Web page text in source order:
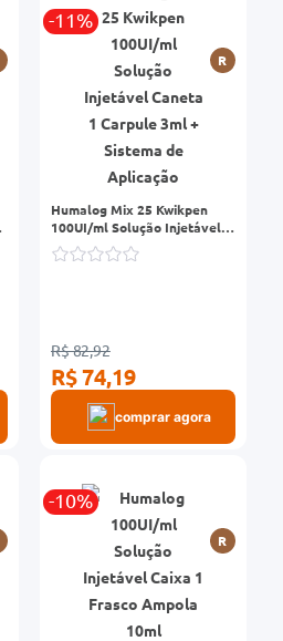
-11%
R
Humalog Mix 25 Kwikpen
100UI/ml Solução Injetável
Caneta 1 Carpule 3ml +
Sistema de Aplicação
R$ 82,92
R$ 74,19
comprar agora
-10%
R